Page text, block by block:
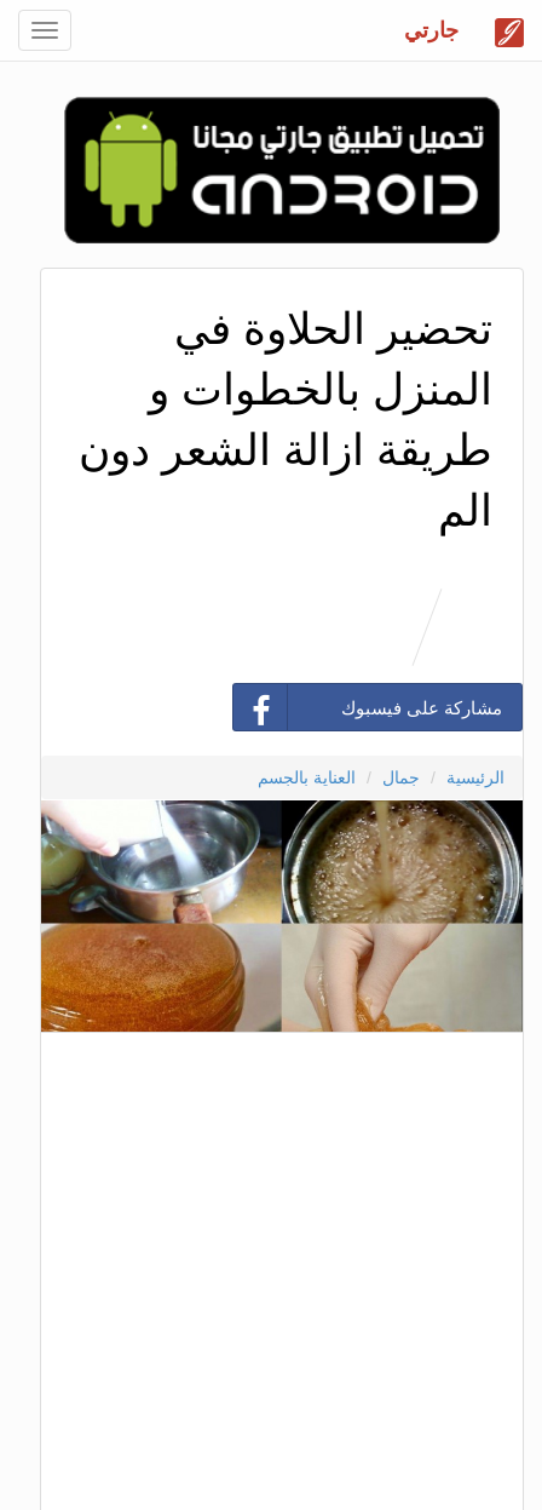
جارتي
تحضير الحلاوة في
المنزل بالخطوات و
طريقة ازالة الشعر دون
الم
مشاركة على فيسبوك
الرئيسية جمال العناية بالجسم